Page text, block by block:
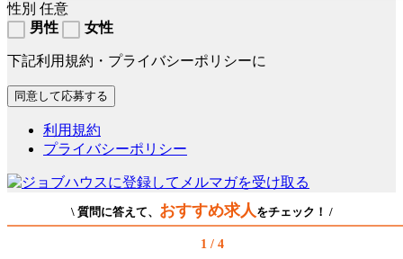
性別 任意
男性
女性
下記利用規約・プライバシーポリシーに
利用規約
プライバシーポリシー
\ 質問に答えて、 おすすめ求人をチェック！ /
1 / 4